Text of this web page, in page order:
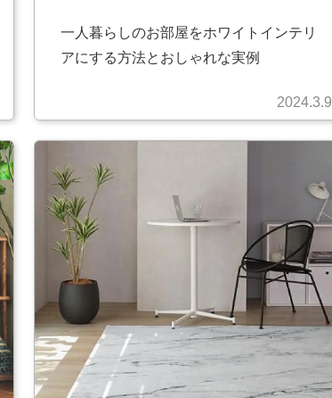
一人暮らしのお部屋をホワイトインテリ
アにする方法とおしゃれな実例
2024.3.9